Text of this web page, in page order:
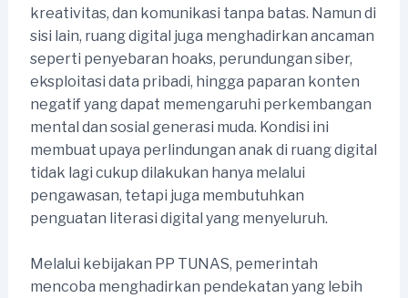
kreativitas, dan komunikasi tanpa batas. Namun di
sisi lain, ruang digital juga menghadirkan ancaman
seperti penyebaran hoaks, perundungan siber,
eksploitasi data pribadi, hingga paparan konten
negatif yang dapat memengaruhi perkembangan
mental dan sosial generasi muda. Kondisi ini
membuat upaya perlindungan anak di ruang digital
tidak lagi cukup dilakukan hanya melalui
pengawasan, tetapi juga membutuhkan
penguatan literasi digital yang menyeluruh.
Melalui kebijakan PP TUNAS, pemerintah
mencoba menghadirkan pendekatan yang lebih